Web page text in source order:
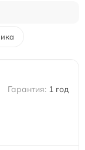
1 год